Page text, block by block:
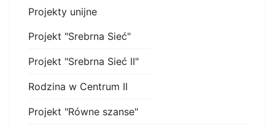
Projekty unijne
Projekt "Srebrna Sieć"
Projekt "Srebrna Sieć II"
Rodzina w Centrum II
Projekt "Równe szanse"